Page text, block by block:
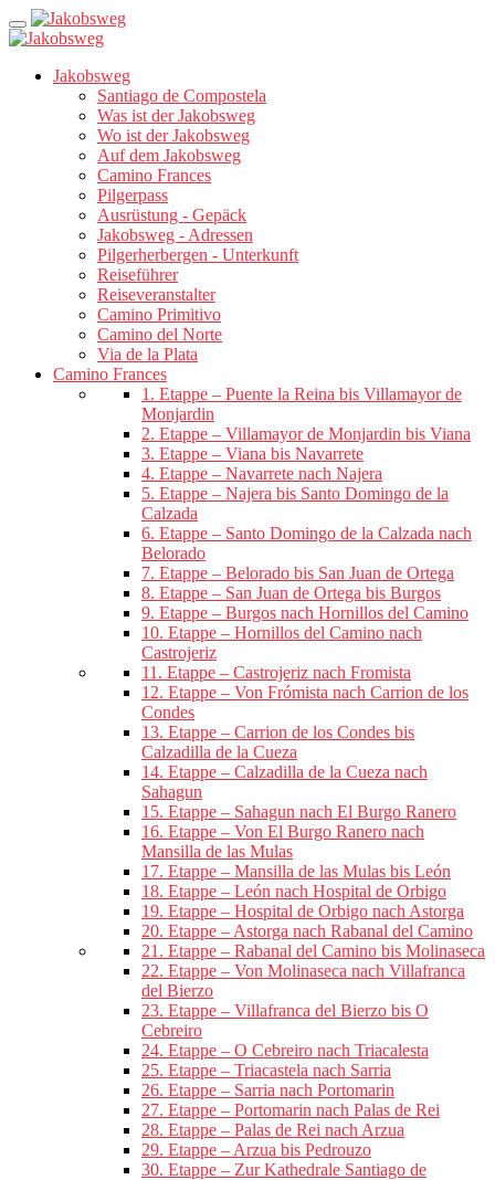
Jakobsweg
Santiago de Compostela
Was ist der Jakobsweg
Wo ist der Jakobsweg
Auf dem Jakobsweg
Camino Frances
Pilgerpass
Ausrüstung - Gepäck
Jakobsweg - Adressen
Pilgerherbergen - Unterkunft
Reiseführer
Reiseveranstalter
Camino Primitivo
Camino del Norte
Via de la Plata
Camino Frances
1. Etappe – Puente la Reina bis Villamayor de
Monjardin
2. Etappe – Villamayor de Monjardin bis Viana
3. Etappe – Viana bis Navarrete
4. Etappe – Navarrete nach Najera
5. Etappe – Najera bis Santo Domingo de la
Calzada
6. Etappe – Santo Domingo de la Calzada nach
Belorado
7. Etappe – Belorado bis San Juan de Ortega
8. Etappe – San Juan de Ortega bis Burgos
9. Etappe – Burgos nach Hornillos del Camino
10. Etappe – Hornillos del Camino nach
Castrojeriz
11. Etappe – Castrojeriz nach Fromista
12. Etappe – Von Frómista nach Carrion de los
Condes
13. Etappe – Carrion de los Condes bis
Calzadilla de la Cueza
14. Etappe – Calzadilla de la Cueza nach
Sahagun
15. Etappe – Sahagun nach El Burgo Ranero
16. Etappe – Von El Burgo Ranero nach
Mansilla de las Mulas
17. Etappe – Mansilla de las Mulas bis León
18. Etappe – León nach Hospital de Orbigo
19. Etappe – Hospital de Orbigo nach Astorga
20. Etappe – Astorga nach Rabanal del Camino
21. Etappe – Rabanal del Camino bis Molinaseca
22. Etappe – Von Molinaseca nach Villafranca
del Bierzo
23. Etappe – Villafranca del Bierzo bis O
Cebreiro
24. Etappe – O Cebreiro nach Triacalesta
25. Etappe – Triacastela nach Sarria
26. Etappe – Sarria nach Portomarin
27. Etappe – Portomarin nach Palas de Rei
28. Etappe – Palas de Rei nach Arzua
29. Etappe – Arzua bis Pedrouzo
30. Etappe – Zur Kathedrale Santiago de